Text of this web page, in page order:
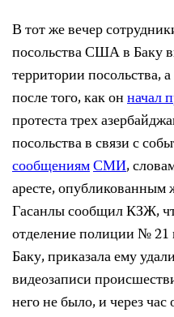
В тот же вечер
посольства США в Баку
территории посольства,
после того, как онначал
протеста трех
посольства в связи с
сообщениямСМИ,
аресте, опубликованным
Гасанлы сообщил КЗЖ,
отделение полиции №
Баку, приказала ему
видеозаписи
него не было, и через час